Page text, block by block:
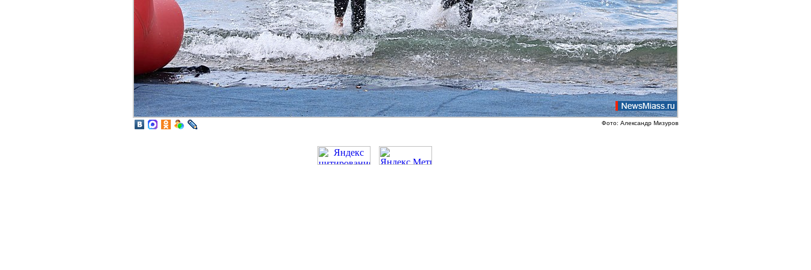
Фото: Александр Мизуров